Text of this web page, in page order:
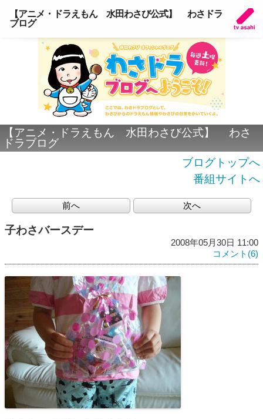
【アニメ・ドラえもん 水田わさび公式】 わさドラ
ブログ
【アニメ・ドラえもん 水田わさび公式】 わさ
ドラブログ
ブログトップへ
番組サイトへ
前へ 次へ
子わさバースデー
2008年05月30日 11:00
コメント(6)